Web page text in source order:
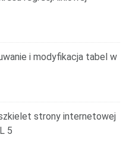
i modyfikacja tabel w
strony internetowej
5